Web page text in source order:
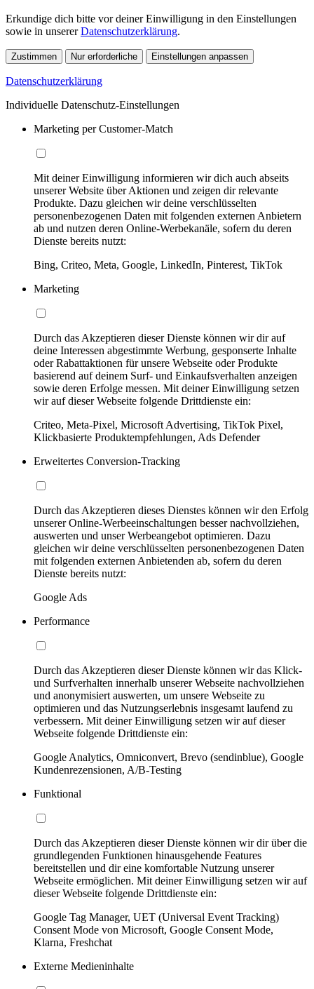
Erkundige dich bitte vor deiner Einwilligung in den Einstellungen
sowie in unsererDatenschutzerklärung.
Zustimmen Nur erforderliche Einstellungen anpassen
Datenschutzerklärung
Individuelle Datenschutz-Einstellungen
Marketing per Customer-Match
Mit deiner Einwilligung informieren wir dich auch abseits
unserer Website über Aktionen und zeigen dir relevante
Produkte. Dazu gleichen wir deine verschlüsselten
personenbezogenen Daten mit folgenden externen Anbietern
ab und nutzen deren Online-Werbekanäle, sofern du deren
Dienste bereits nutzt:
Bing, Criteo, Meta, Google, LinkedIn, Pinterest, TikTok
Marketing
Durch das Akzeptieren dieser Dienste können wir dir auf
deine Interessen abgestimmte Werbung, gesponserte Inhalte
oder Rabattaktionen für unsere Webseite oder Produkte
basierend auf deinem Surf- und Einkaufsverhalten anzeigen
sowie deren Erfolge messen. Mit deiner Einwilligung setzen
wir auf dieser Webseite folgende Drittdienste ein:
Criteo, Meta-Pixel, Microsoft Advertising, TikTok Pixel,
Klickbasierte Produktempfehlungen, Ads Defender
Erweitertes Conversion-Tracking
Durch das Akzeptieren dieses Dienstes können wir den Erfolg
unserer Online-Werbeeinschaltungen besser nachvollziehen,
auswerten und unser Werbeangebot optimieren. Dazu
gleichen wir deine verschlüsselten personenbezogenen Daten
mit folgenden externen Anbietenden ab, sofern du deren
Dienste bereits nutzt:
Google Ads
Performance
Durch das Akzeptieren dieser Dienste können wir das Klick-
und Surfverhalten innerhalb unserer Webseite nachvollziehen
und anonymisiert auswerten, um unsere Webseite zu
optimieren und das Nutzungserlebnis insgesamt laufend zu
verbessern. Mit deiner Einwilligung setzen wir auf dieser
Webseite folgende Drittdienste ein:
Google Analytics, Omniconvert, Brevo (sendinblue), Google
Kundenrezensionen, A/B-Testing
Funktional
Durch das Akzeptieren dieser Dienste können wir dir über die
grundlegenden Funktionen hinausgehende Features
bereitstellen und dir eine komfortable Nutzung unserer
Webseite ermöglichen. Mit deiner Einwilligung setzen wir auf
dieser Webseite folgende Drittdienste ein:
Google Tag Manager, UET (Universal Event Tracking)
Consent Mode von Microsoft, Google Consent Mode,
Klarna, Freshchat
Externe Medieninhalte